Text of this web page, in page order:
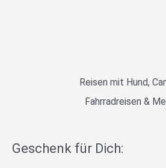
Reisen mit Hund,
Fahrradreisen &
Geschenk für Dich: